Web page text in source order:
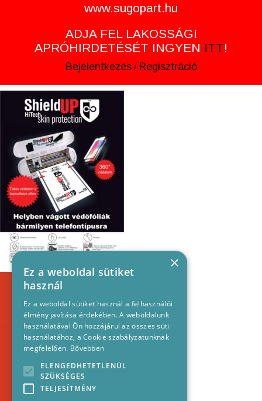
www.sugopart.hu
ADJA FEL LAKOSSÁGI
APRÓHIRDETÉSÉT INGYEN ITT!
Bejelentkezés / Regisztráció
×
Ez a weboldal sütiket
használ
Ez a weboldal sütiket használ a felhasználói
élmény javítása érdekében. A weboldalunk
használatával Ön hozzájárul az összes süti
használatához, a Cookie szabályzatunknak
megfelelően. Bővebben
ELENGEDHETETLENÜL
SZÜKSÉGES
TELJESÍTMÉNY